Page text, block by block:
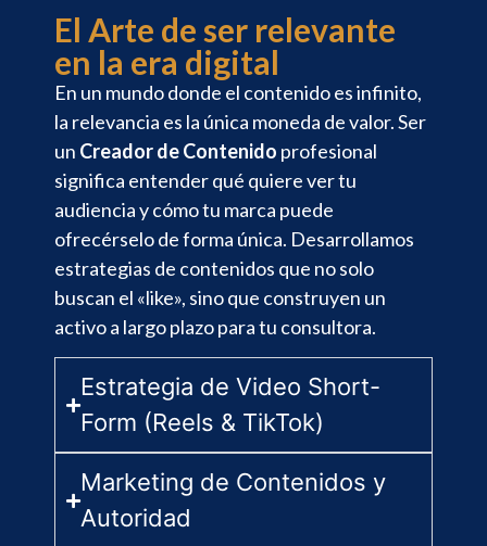
El Arte de ser relevante
en la era digital
En un mundo donde el contenido es infinito,
la relevancia es la única moneda de valor. Ser
un Creador de Contenido profesional
significa entender qué quiere ver tu
audiencia y cómo tu marca puede
ofrecérselo de forma única. Desarrollamos
estrategias de contenidos que no solo
buscan el «like», sino que construyen un
activo a largo plazo para tu consultora.
Estrategia de Video Short-
Form (Reels & TikTok)
Marketing de Contenidos y
Autoridad